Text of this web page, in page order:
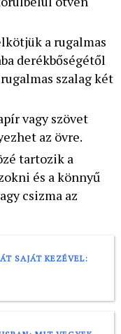
a rugalmas
derékbőségétől
szalag két
vagy szövet
az övre.
tartozik a
és a könnyű
csizma az
SAJÁT KEZÉVEL: